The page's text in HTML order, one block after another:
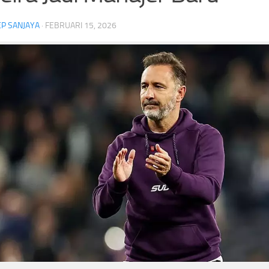
SANJAYA · FEBRUARI 15, 2026
Menteri LH Percepat
Headline
Kebakaran Surya